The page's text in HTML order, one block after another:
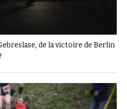
de la victoire de Berlin